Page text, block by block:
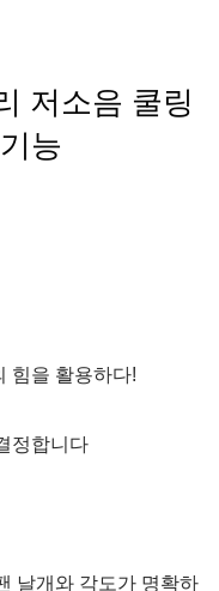
저소음 쿨링
능
힘을 활용하다!
정합니다
날개와 각도가 명확하